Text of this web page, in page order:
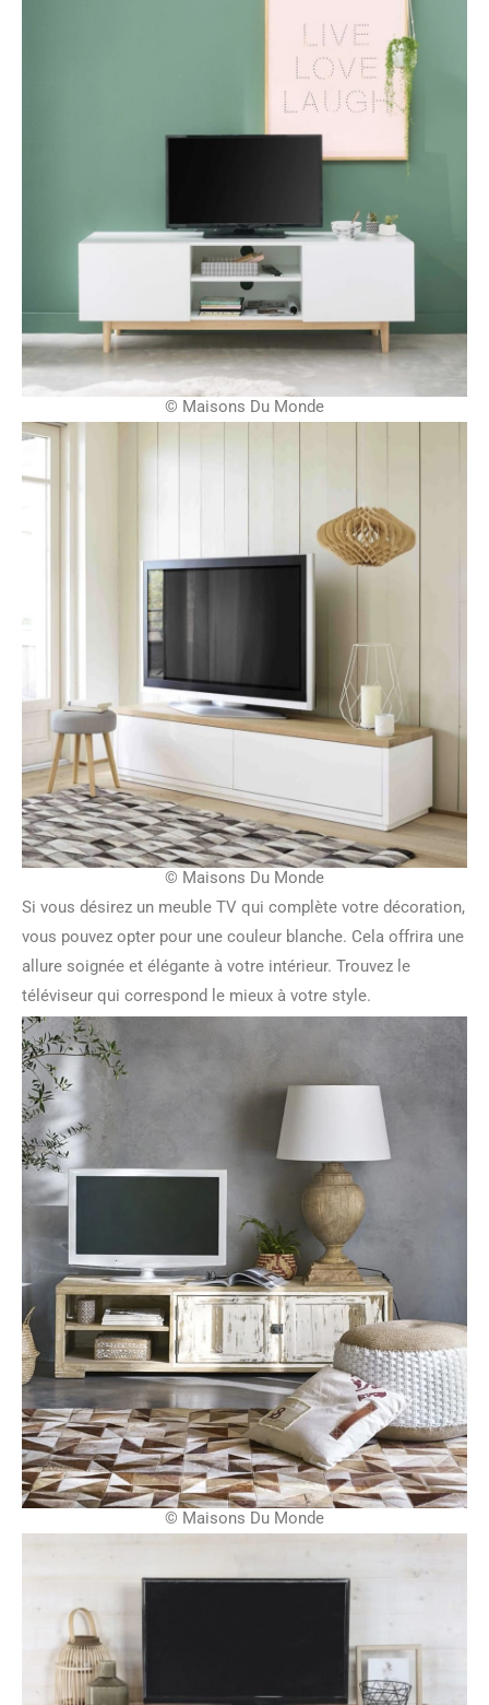
© Maisons Du Monde
© Maisons Du Monde
Si vous désirez un meuble TV qui complète votre décoration,
vous pouvez opter pour une couleur blanche. Cela offrira une
allure soignée et élégante à votre intérieur. Trouvez le
téléviseur qui correspond le mieux à votre style.
© Maisons Du Monde